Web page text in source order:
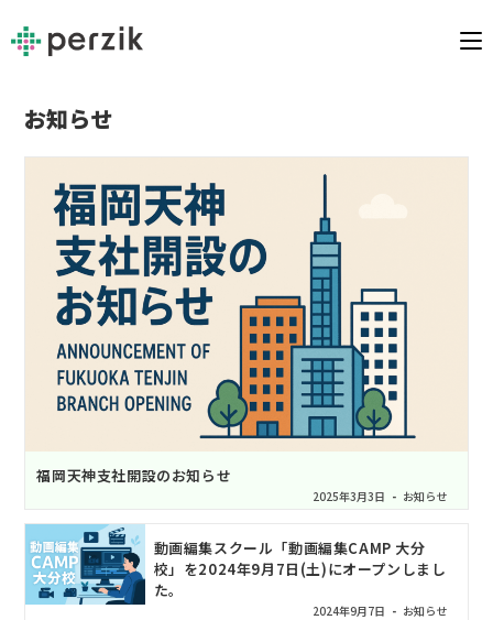
お知らせ
福岡天神支社開設のお知らせ
2025年3月3日 お知らせ
動画編集スクール「動画編集CAMP 大分
校」を2024年9月7日(土)にオープンしまし
た。
2024年9月7日 お知らせ